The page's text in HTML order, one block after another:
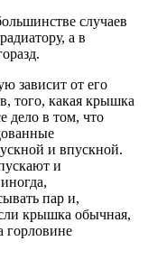
случаев
а в
зависит от его
того, какая крышка
дело в том, что
и впускной.
и
пар и,
крышка обычная,
горловине